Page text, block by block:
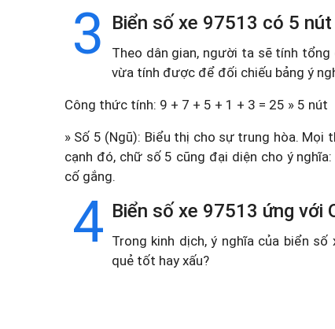
3 Biển số xe 97513 có 5 nút
Theo dân gian, người ta sẽ tính
vừa tính được để đối chiếu bảng ý
Công thức tính: 9 + 7 + 5 + 1 + 3 = 25 » 5 nút
» Số 5 (Ngũ): Biểu thị cho sự trung hòa. Mọi
cạnh đó, chữ số 5 cũng đại diện cho ý
cố gắng.
4 Biển số xe 97513 ứng với
Trong kinh dịch, ý nghĩa của biển
quẻ tốt hay xấu?